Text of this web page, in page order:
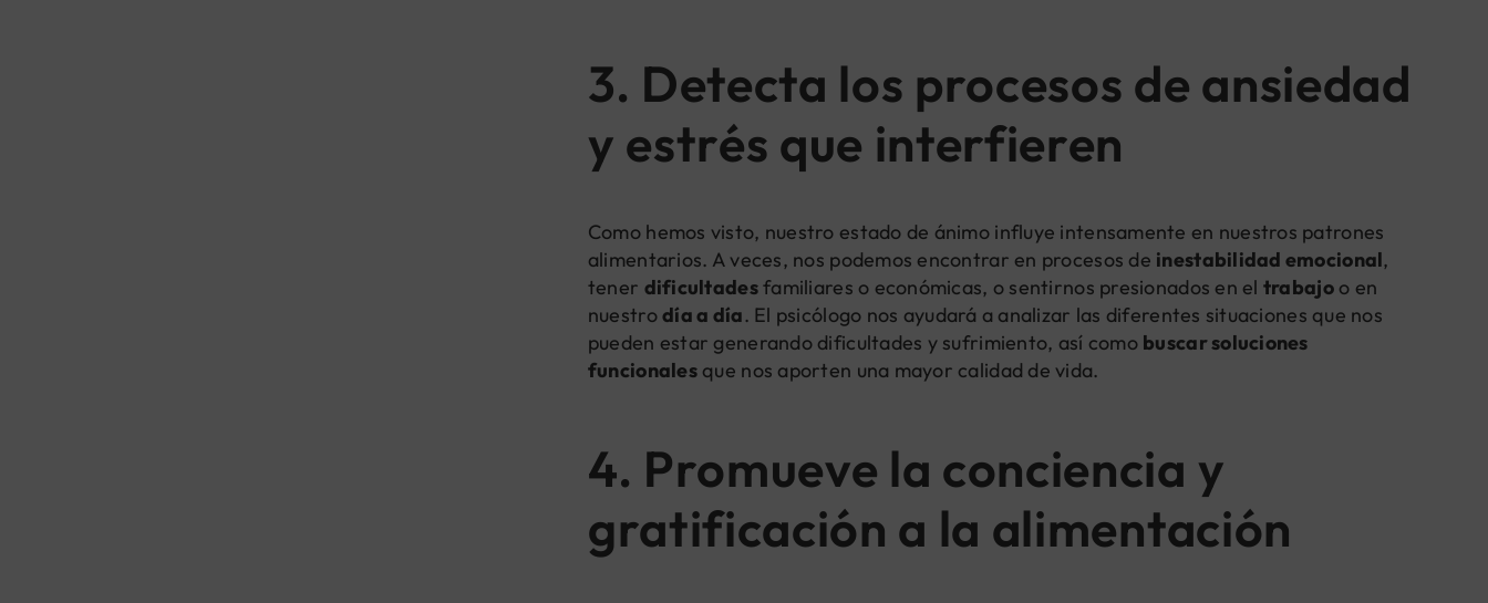
3. Detecta los procesos de ansiedad
y estrés que interfieren
Como hemos visto, nuestro estado de ánimo influye intensamente en nuestros patrones
alimentarios. A veces, nos podemos encontrar en procesos de inestabilidad emocional,
tener dificultadesfamiliares o económicas, o sentirnos presionados en el trabajoo en
nuestrodía a día. El psicólogo nos ayudará a analizar las diferentes situaciones que nos
pueden estar generando dificultades y sufrimiento, así como buscar soluciones
funcionalesque nos aporten una mayor calidad de vida.
4. Promueve la conciencia y
gratificación a la alimentación